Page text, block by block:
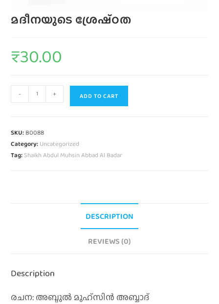
മദീനയുടെ ശ്രേഷ്‌ഠത
₹30.00
- + ADD TO CART
SKU: B0088
Category: Uncategorized
Tag: Shaikh Abdul Muhsin Abbad Al Badar
DESCRIPTION
REVIEWS (0)
Description
രചന: അബ്ദുല്‍ മുഹ്‌സിന്‍ അബ്ബാദ്‌